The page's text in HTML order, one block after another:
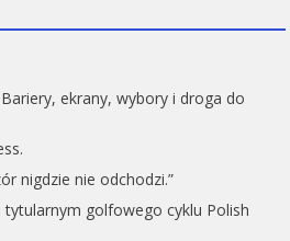
ekrany, wybory i droga do
nigdzie nie odchodzi.”
golfowego cyklu Polish